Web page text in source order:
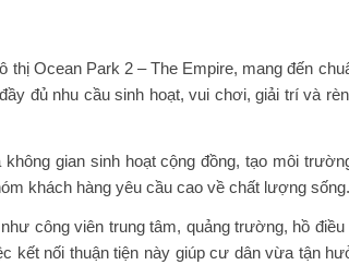
Ocean Park 2 – The Empire, mang đến
đủ nhu cầu sinh hoạt, vui chơi, giải trí và
gian sinh hoạt cộng đồng, tạo môi
khách hàng yêu cầu cao về chất lượng sống.
công viên trung tâm, quảng trường, hồ
kết nối thuận tiện này giúp cư dân vừa tận